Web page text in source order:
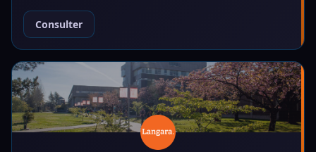
Consulter